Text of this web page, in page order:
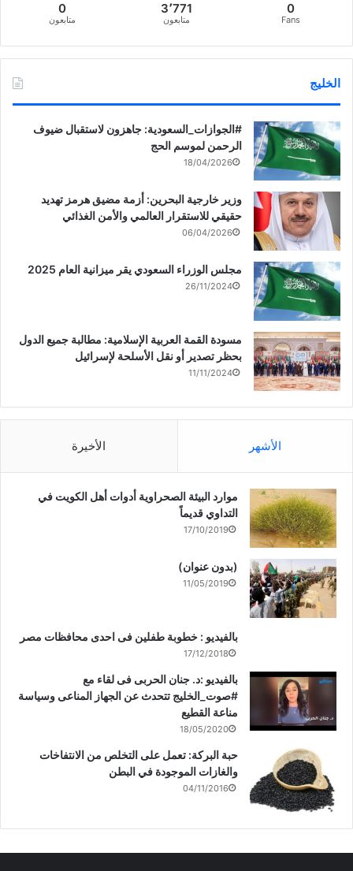
0
Fans
3٬771
متابعون
0
متابعون
الخليج
‏‎#الجوازات_السعودية: جاهزون لاستقبال ضيوف
الرحمن لموسم الحج
18/04/2026
وزير خارجية البحرين: أزمة مضيق هرمز تهديد
حقيقي للاستقرار العالمي والأمن الغذائي
06/04/2026
مجلس الوزراء السعودي يقر ميزانية العام 2025
26/11/2024
مسودة القمة العربية الإسلامية: مطالبة جميع الدول
بحظر تصدير أو نقل الأسلحة لإسرائيل
11/11/2024
الأشهر الأخيرة
موارد البيئة الصحراوية أدوات أهل الكويت في
التداوي قديماً
17/10/2019
(بدون عنوان)
11/05/2019
بالفيديو : خطوبة طفلين فى احدى محافظات مصر
17/12/2018
بالفيديو :د. جنان الحربى فى لقاء مع
#صوت_الخليج تتحدث عن الجهاز المناعى وسياسة
مناعة القطيع
18/05/2020
حبة البركة: تعمل على التخلص من الانتفاخات
والغازات الموجودة في البطن
04/11/2016